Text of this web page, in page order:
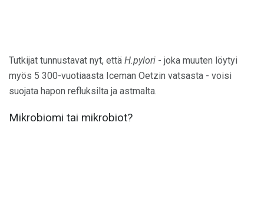
Tutkijat tunnustavat nyt, että H.pylori - joka muuten löytyi
myös 5 300-vuotiaasta Iceman Oetzin vatsasta - voisi
suojata hapon refluksilta ja astmalta.
Mikrobiomi tai mikrobiot?